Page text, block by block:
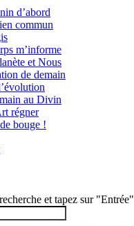
d’abord
commun
m’informe
et Nous
de demain
au Divin
régner
bouge !
et tapez sur "Entrée"